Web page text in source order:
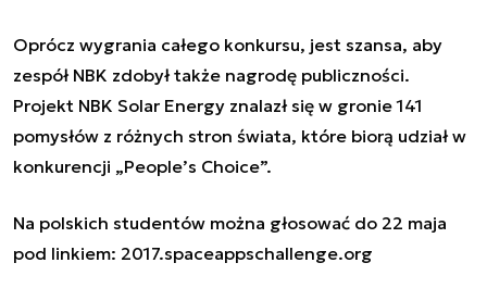
Oprócz wygrania całego konkursu, jest szansa, aby
zespół NBK zdobył także nagrodę publiczności.
Projekt NBK Solar Energy znalazł się w gronie 141
pomysłów z różnych stron świata, które biorą udział w
konkurencji „People’s Choice”.
Na polskich studentów można głosować do 22 maja
pod linkiem: 2017.spaceappschallenge.org